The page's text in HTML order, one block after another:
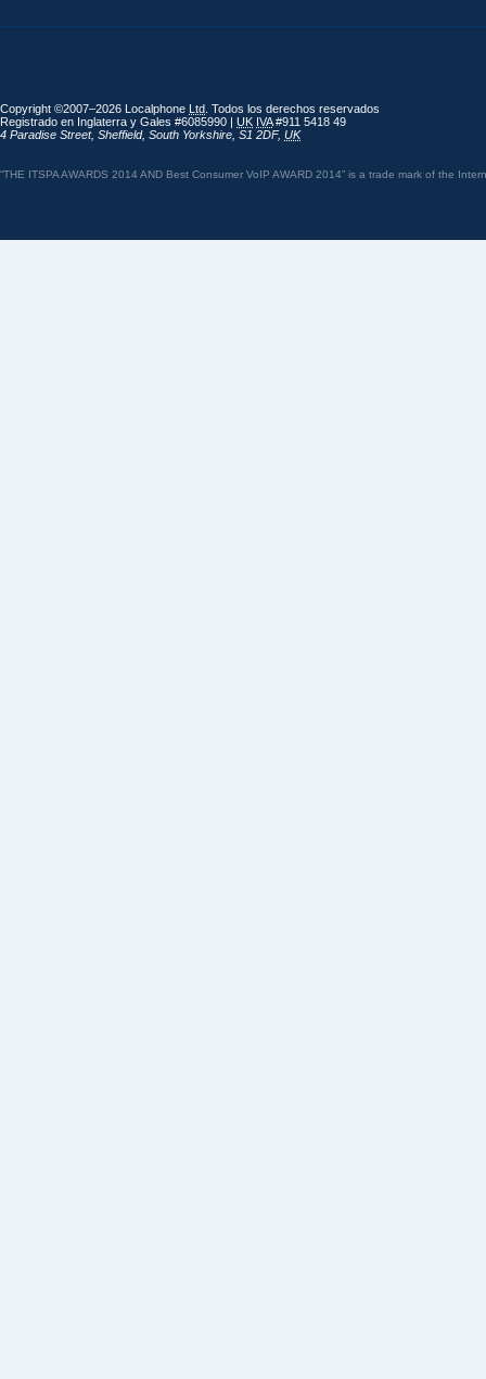
Copyright ©2007–2026 Localphone Ltd . Todos los derechos reservados
Registrado en Inglaterra y Gales #6085990 | UK IVA#911 5418 49
4 Paradise Street, Sheffield, South Yorkshire S1 2DF, UK
“THE ITSPA AWARDS 2014 AND Best Consumer VoIP AWARD 2014” is a trade mark of the